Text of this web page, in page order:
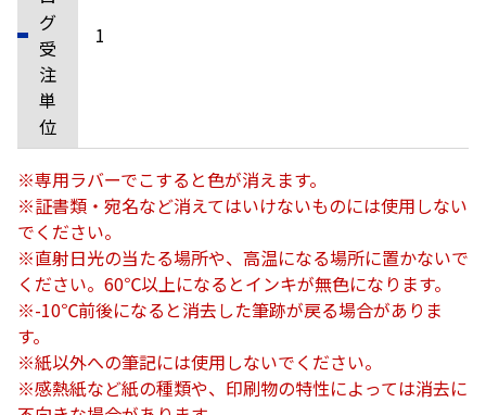
グ
受
注
単
位
1
※専用ラバーでこすると色が消えます。
※証書類・宛名など消えてはいけないものには使用しない
でください。
※直射日光の当たる場所や、高温になる場所に置かないで
ください。60℃以上になるとインキが無色になります。
※-10℃前後になると消去した筆跡が戻る場合がありま
す。
※紙以外への筆記には使用しないでください。
※感熱紙など紙の種類や、印刷物の特性によっては消去に